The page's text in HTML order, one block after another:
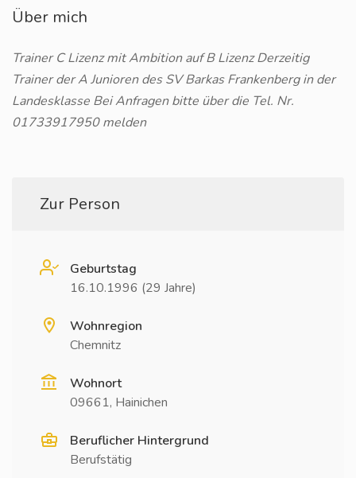
Über mich
Trainer C Lizenz mit Ambition auf B Lizenz Derzeitig
Trainer der A Junioren des SV Barkas Frankenberg in der
Landesklasse Bei Anfragen bitte über die Tel. Nr.
01733917950 melden
Zur Person
Geburtstag
16.10.1996 (29 Jahre)
Wohnregion
Chemnitz
Wohnort
09661, Hainichen
Beruflicher Hintergrund
Berufstätig